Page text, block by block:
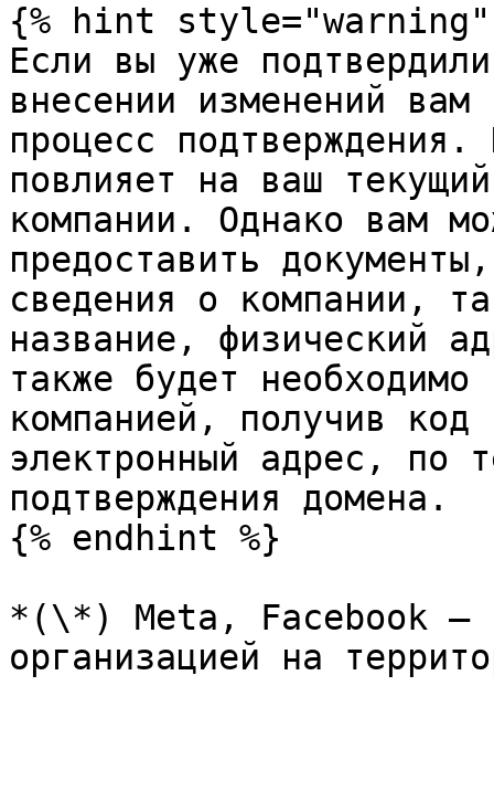
{% hint style="warning"
Если вы уже
внесении изменений вам
процесс подтверждения.
повлияет на ваш
компании. Однако вам
предоставить
сведения о компании,
название, физический
также будет
компанией, получив код
электронный адрес, по
подтверждения домена.
{% endhint %}
*(\*) Meta, Facebook —